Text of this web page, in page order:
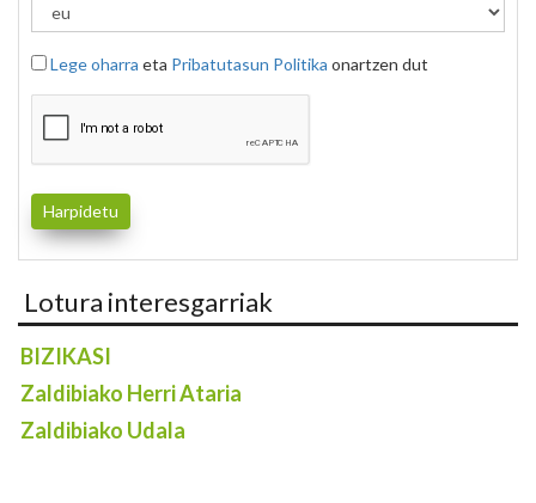
Lege oharra eta Pribatutasun Politika onartzen dut
Lotura interesgarriak
BIZIKASI
Zaldibiako Herri Ataria
Zaldibiako Udala